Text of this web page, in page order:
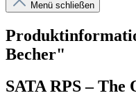
Menü schließen
Becher"
SATA RPS – The